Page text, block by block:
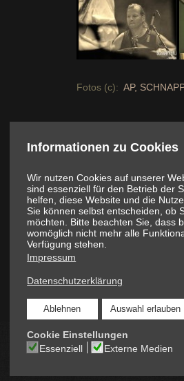
Informationen zu Cookies
Wir nutzen Cookies auf unserer
sind essenziell für den Betrieb der
helfen, diese Website und die
Sie können selbst entscheiden, ob
möchten. Bitte beachten Sie, dass
womöglich nicht mehr alle
Verfügung stehen.
Impressum
Datenschutzerklärung
Ablehnen Auswahl erlauben
Cookie Einstellungen
Essenziell
Externe Medien
Fotos (c): AP,
Mehr über
Infos über das
COPYRIGHT © 2026 ONLINE-